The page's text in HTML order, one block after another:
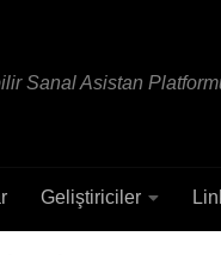
Sanal Asistan
Geliştiriciler